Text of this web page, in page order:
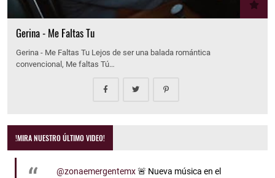
Gerina - Me Faltas Tu
Gerina - Me Faltas Tu Lejos de ser una balada romántica
convencional, Me faltas Tú…
!MIRA NUESTRO ÚLTIMO VIDEO!
@zonaemergentemx🚨 Nueva música en el